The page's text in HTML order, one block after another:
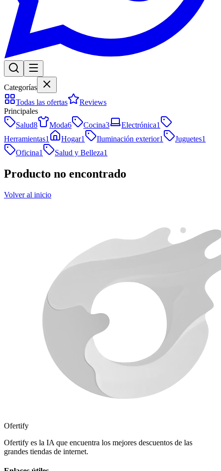
Categorías
Todas las ofertas
Reviews
Principales
Salud8 Moda6 Cocina3 Electrónica1
Herramientas1 Hogar1 Iluminación exterior1 Juguetes1
Oficina1 Salud y Belleza1
Producto no encontrado
Volver al inicio
Ofertify
Ofertify es la IA que encuentra los mejores descuentos de las
grandes tiendas de internet.